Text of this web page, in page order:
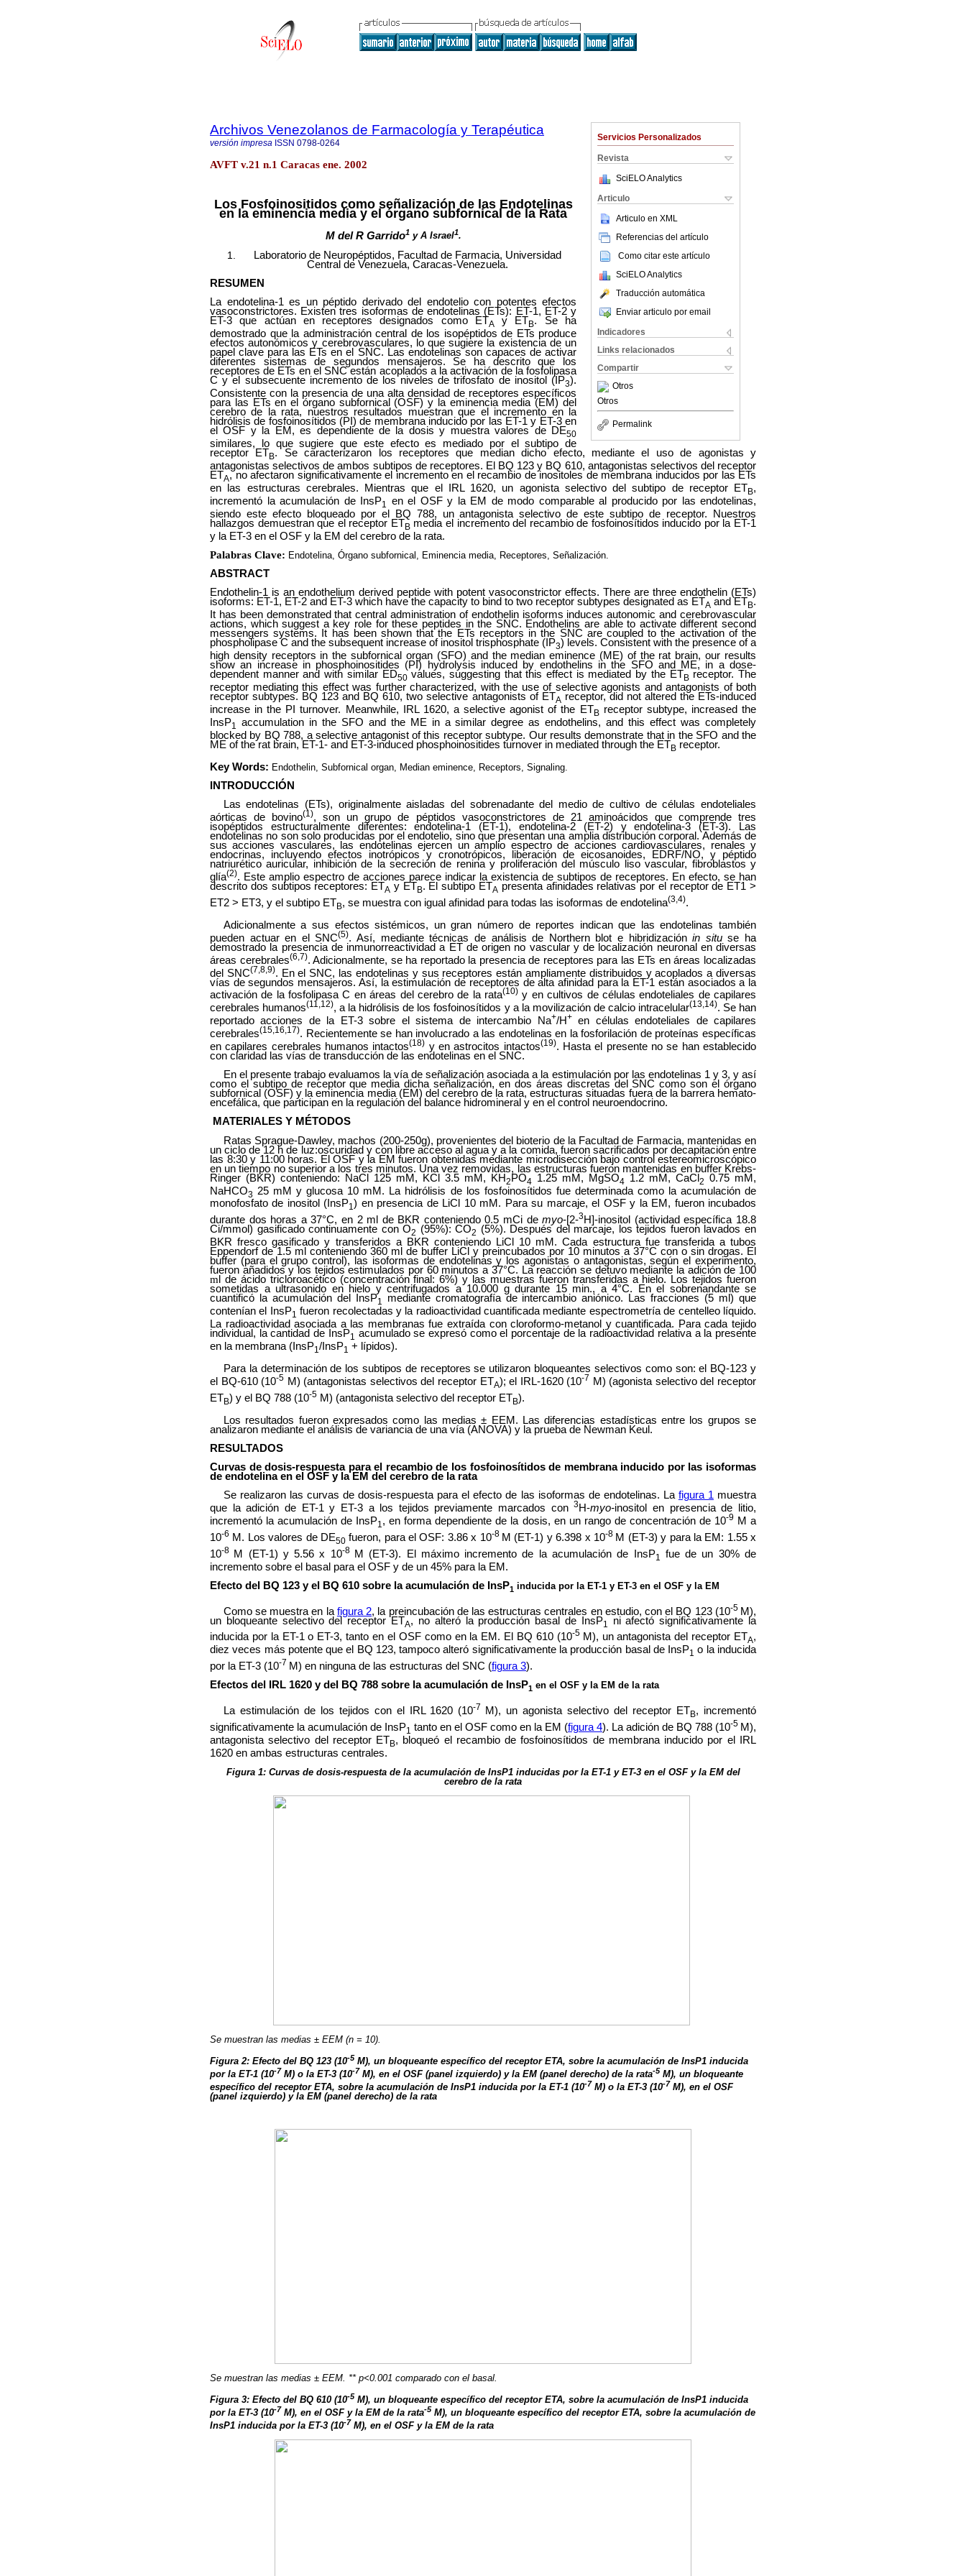
Servicios Personalizados
Revista
SciELO Analytics
Articulo
Articulo en XML
Referencias del artículo
Como citar este artículo
SciELO Analytics
Traducción automática
Enviar articulo por email
Indicadores
Links relacionados
Compartir
Otros
Otros
Permalink
Archivos Venezolanos de Farmacología y Terapéutica
versión impresa ISSN 0798-0264
AVFT v.21 n.1 Caracas ene. 2002
Los Fosfoinositidos como señalización de las Endotelinas
en la eminencia media y el órgano subfornical de la Rata
M del R Garrido1y A Israel1.
Laboratorio de Neuropéptidos, Facultad de Farmacia, Universidad
Central de Venezuela, Caracas-Venezuela.
RESUMEN
La endotelina-1 es un péptido derivado del endotelio con potentes efectos
vasoconstrictores. Existen tres isoformas de endotelinas (ETs): ET-1, ET-2 y
ET-3 que actúan en receptores designados como ETA y ETB. Se ha
demostrado que la administración central de los isopéptidos de ETs produce
efectos autonómicos y cerebrovasculares, lo que sugiere la existencia de un
papel clave para las ETs en el SNC. Las endotelinas son capaces de activar
diferentes sistemas de segundos mensajeros. Se ha descrito que los
receptores de ETs en el SNC están acoplados a la activación de la fosfolipasa
C y el subsecuente incremento de los niveles de trifosfato de inositol (IP3).
Consistente con la presencia de una alta densidad de receptores específicos
para las ETs en el órgano subfornical (OSF) y la eminencia media (EM) del
cerebro de la rata, nuestros resultados muestran que el incremento en la
hidrólisis de fosfoinosítidos (PI) de membrana inducido por las ET-1 y ET-3 en
el OSF y la EM, es dependiente de la dosis y muestra valores de DE50
similares, lo que sugiere que este efecto es mediado por el subtipo de
receptor ETB. Se caracterizaron los receptores que median dicho efecto, mediante el uso de agonistas y
antagonistas selectivos de ambos subtipos de receptores. El BQ 123 y BQ 610, antagonistas selectivos del receptor
ETA, no afectaron significativamente el incremento en el recambio de inositoles de membrana inducidos por las ETs
en las estructuras cerebrales. Mientras que el IRL 1620, un agonista selectivo del subtipo de receptor ETB,
incrementó la acumulación de InsP1
en el OSF y la EM de modo comparable al producido por las endotelinas,
siendo este efecto bloqueado por el BQ 788, un antagonista selectivo de este subtipo de receptor. Nuestros
hallazgos demuestran que el receptor ETB media el incremento del recambio de fosfoinosítidos inducido por la ET-1
y la ET-3 en el OSF y la EM del cerebro de la rata.
Palabras Clave: Endotelina, Órgano subfornical, Eminencia media, Receptores, Señalización.
ABSTRACT
Endothelin-1 is an endothelium derived peptide with potent vasoconstrictor effects. There are three endothelin (ETs)
isoforms: ET-1, ET-2 and ET-3 which have the capacity to bind to two receptor subtypes designated as ETA and ETB.
It has been demonstrated that central administration of endothelin isoforms induces autonomic and cerebrovascular
actions, which suggest a key role for these peptides in the SNC. Endothelins are able to activate different second
messengers systems. It has been shown that the ETs receptors in the SNC are coupled to the activation of the
phospholipase C and the subsequent increase of inositol trisphosphate (IP3) levels. Consistent with the presence of a
high density receptors in the subfornical organ (SFO) and the median eminence (ME) of the rat brain, our results
show an increase in phosphoinositides (PI) hydrolysis induced by endothelins in the SFO and ME, in a dose-
dependent manner and with similar ED50values, suggesting that this effect is mediated by the ETB receptor. The
receptor mediating this effect was further characterized, with the use of selective agonists and antagonists of both
receptor subtypes. BQ 123 and BQ 610, two selective antagonists of ETA receptor, did not altered the ETs-induced
increase in the PI turnover. Meanwhile, IRL 1620, a selective agonist of the ETB receptor subtype, increased the
InsP1
accumulation in the SFO and the ME in a similar degree as endothelins, and this effect was completely
blocked by BQ 788, a selective antagonist of this receptor subtype. Our results demonstrate that in the SFO and the
ME of the rat brain, ET-1- and ET-3-induced phosphoinositides turnover in mediated through the ETB receptor.
Key Words: Endothelin, Subfornical organ, Median eminence, Receptors, Signaling.
INTRODUCCIÓN
Las endotelinas (ETs), originalmente aisladas del sobrenadante del medio de cultivo de células endoteliales
aórticas de bovino(1), son un grupo de péptidos vasoconstrictores de 21 aminoácidos que comprende tres
isopéptidos estructuralmente diferentes: endotelina-1 (ET-1), endotelina-2 (ET-2) y endotelina-3 (ET-3). Las
endotelinas no son solo producidas por el endotelio, sino que presentan una amplia distribución corporal. Además de
sus acciones vasculares, las endotelinas ejercen un amplio espectro de acciones cardiovasculares, renales y
endocrinas, incluyendo efectos inotrópicos y cronotrópicos, liberación de eicosanoides, EDRF/NO, y péptido
natriurético auricular, inhibición de la secreción de renina y proliferación del músculo liso vascular, fibroblastos y
glía(2). Este amplio espectro de acciones parece indicar la existencia de subtipos de receptores. En efecto, se han
descrito dos subtipos receptores: ETA y ETB. El subtipo ETA presenta afinidades relativas por el receptor de ET1 >
ET2 > ET3, y el subtipo ETB, se muestra con igual afinidad para todas las isoformas de endotelina(3,4).
Adicionalmente a sus efectos sistémicos, un gran número de reportes indican que las endotelinas también
pueden actuar en el SNC(5). Así, mediante técnicas de análisis de Northern blot e hibridizaciónin situse ha
demostrado la presencia de inmunorreactividad a ET de origen no vascular y de localización neuronal en diversas
áreas cerebrales(6,7). Adicionalmente, se ha reportado la presencia de receptores para las ETs en áreas localizadas
del SNC(7,8,9). En el SNC, las endotelinas y sus receptores están ampliamente distribuidos y acoplados a diversas
vías de segundos mensajeros. Así, la estimulación de receptores de alta afinidad para la ET-1 están asociados a la
activación de la fosfolipasa C en áreas del cerebro de la rata(10) y en cultivos de células endoteliales de capilares
cerebrales humanos(11,12), a la hidrólisis de los fosfoinosítidos y a la movilización de calcio intracelular(13,14). Se han
reportado acciones de la ET-3 sobre el sistema de intercambio Na+/H+en células endoteliales de capilares
cerebrales(15,16,17). Recientemente se han involucrado a las endotelinas en la fosforilación de proteínas específicas
en capilares cerebrales humanos intactos(18) y en astrocitos intactos(19). Hasta el presente no se han establecido
con claridad las vías de transducción de las endotelinas en el SNC.
En el presente trabajo evaluamos la vía de señalización asociada a la estimulación por las endotelinas 1 y 3, y así
como el subtipo de receptor que media dicha señalización, en dos áreas discretas del SNC como son el órgano
subfornical (OSF) y la eminencia media (EM) del cerebro de la rata, estructuras situadas fuera de la barrera hemato-
encefálica, que participan en la regulación del balance hidromineral y en el control neuroendocrino.
MATERIALES Y MÉTODOS
Ratas Sprague-Dawley, machos (200-250g), provenientes del bioterio de la Facultad de Farmacia, mantenidas en
un ciclo de 12 h de luz:oscuridad y con libre acceso al agua y a la comida, fueron sacrificados por decapitación entre
las 8:30 y 11:00 horas. El OSF y la EM fueron obtenidas mediante microdisección bajo control estereomicroscópico
en un tiempo no superior a los tres minutos. Una vez removidas, las estructuras fueron mantenidas en buffer Krebs-
Ringer (BKR) conteniendo: NaCl 125 mM, KCl 3.5 mM, KH2PO4 1.25 mM, MgSO4 1.2 mM, CaCl2 0.75 mM,
NaHCO3 25 mM y glucosa 10 mM. La hidrólisis de los fosfoinosítidos fue determinada como la acumulación de
monofosfato de inositol (InsP1) en presencia de LiCl 10 mM. Para su marcaje, el OSF y la EM, fueron incubados
durante dos horas a 37°C, en 2 ml de BKR conteniendo 0.5 mCi demyo-[2-3H]-inositol (actividad específica 18.8
Ci/mmol) gasificado continuamente con O2 (95%): CO2 (5%). Después del marcaje, los tejidos fueron lavados en
BKR fresco gasificado y transferidos a BKR conteniendo LiCl 10 mM. Cada estructura fue transferida a tubos
Eppendorf de 1.5 ml conteniendo 360 ml de buffer LiCl y preincubados por 10 minutos a 37°C con o sin drogas. El
buffer (para el grupo control), las isoformas de endotelinas y los agonistas o antagonistas, según el experimento,
fueron añadidos y los tejidos estimulados por 60 minutos a 37°C. La reacción se detuvo mediante la adición de 100
m l de ácido tricloroacético (concentración final: 6%) y las muestras fueron transferidas a hielo. Los tejidos fueron
sometidas a ultrasonido en hielo y centrifugados a 10.000 g durante 15 min., a 4°C. En el sobrenandante se
cuantificó la acumulación del InsP1
mediante cromatografía de intercambio aniónico. Las fracciones (5 ml) que
contenían el InsP1 fueron recolectadas y la radioactividad cuantificada mediante espectrometría de centelleo líquido.
La radioactividad asociada a las membranas fue extraída con cloroformo-metanol y cuantificada. Para cada tejido
individual, la cantidad de InsP1 acumulado se expresó como el porcentaje de la radioactividad relativa a la presente
en la membrana (InsP1/InsP1 + lípidos).
Para la determinación de los subtipos de receptores se utilizaron bloqueantes selectivos como son: el BQ-123 y
el BQ-610 (10-5 M) (antagonistas selectivos del receptor ETA); el IRL-1620 (10-7 M) (agonista selectivo del receptor
ETB) y el BQ 788 (10-5 M) (antagonista selectivo del receptor ETB).
Los resultados fueron expresados como las medias ± EEM. Las diferencias estadísticas entre los grupos se
analizaron mediante el análisis de variancia de una vía (ANOVA) y la prueba de Newman Keul.
RESULTADOS
Curvas de dosis-respuesta para el recambio de los fosfoinosítidos de membrana inducido por las isoformas
de endotelina en el OSF y la EM del cerebro de la rata
Se realizaron las curvas de dosis-respuesta para el efecto de las isoformas de endotelinas. La figura 1muestra
que la adición de ET-1 y ET-3 a los tejidos previamente marcados con3H-myo-inositol en presencia de litio,
incrementó la acumulación de InsP1, en forma dependiente de la dosis, en un rango de concentración de 10-9M a
10-6 M. Los valores de DE50fueron, para el OSF: 3.86 x 10-8 M (ET-1) y 6.398 x 10-8 M (ET-3) y para la EM: 1.55 x
10-8 M (ET-1) y 5.56 x 10-8 M (ET-3). El máximo incremento de la acumulación de InsP1
fue de un 30% de
incremento sobre el basal para el OSF y de un 45% para la EM.
Efecto del BQ 123 y el BQ 610 sobre la acumulación de InsP1 inducida por la ET-1 y ET-3 en el OSF y la EM
Como se muestra en la figura 2, la preincubación de las estructuras centrales en estudio, con el BQ 123 (10-5 M),
un bloqueante selectivo del receptor ETA, no alteró la producción basal de InsP1
ni afectó significativamente la
inducida por la ET-1 o ET-3, tanto en el OSF como en la EM. El BQ 610 (10-5 M), un antagonista del receptor ETA,
diez veces más potente que el BQ 123, tampoco alteró significativamente la producción basal de InsP1 o la inducida
por la ET-3 (10-7 M) en ninguna de las estructuras del SNC (figura 3).
Efectos del IRL 1620 y del BQ 788 sobre la acumulación de InsP1 en el OSF y la EM de la rata
La estimulación de los tejidos con el IRL 1620 (10-7 M), un agonista selectivo del receptor ETB, incrementó
significativamente la acumulación de InsP1 tanto en el OSF como en la EM (figura 4). La adición de BQ 788 (10-5 M),
antagonista selectivo del receptor ETB, bloqueó el recambio de fosfoinosítidos de membrana inducido por el IRL
1620 en ambas estructuras centrales.
Figura 1: Curvas de dosis-respuesta de la acumulación de InsP1 inducidas por la ET-1 y ET-3 en el OSF y la EM del
cerebro de la rata
Se muestran las medias ± EEM (n = 10).
Figura 2: Efecto del BQ 123 (10-5 M), un bloqueante específico del receptor ETA, sobre la acumulación de InsP1 inducida
por la ET-1 (10-7 M) o la ET-3 (10-7 M), en el OSF (panel izquierdo) y la EM (panel derecho) de la rata-5 M), un bloqueante
específico del receptor ETA, sobre la acumulación de InsP1 inducida por la ET-1 (10-7 M) o la ET-3 (10-7 M), en el OSF
(panel izquierdo) y la EM (panel derecho) de la rata
Se muestran las medias ± EEM. ** p<0.001 comparado con el basal.
Figura 3: Efecto del BQ 610 (10-5 M), un bloqueante específico del receptor ETA, sobre la acumulación de InsP1 inducida
por la ET-3 (10-7 M), en el OSF y la EM de la rata-5 M), un bloqueante específico del receptor ETA, sobre la acumulación de
InsP1 inducida por la ET-3 (10-7 M), en el OSF y la EM de la rata